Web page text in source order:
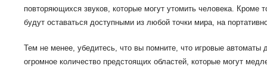
повторяющихся звуков, которые могут утомить человека. Кроме
будут оставаться доступными из любой точки мира, на
Тем не менее, убедитесь, что вы помните, что игровые
огромное количество предстоящих областей, которые могут